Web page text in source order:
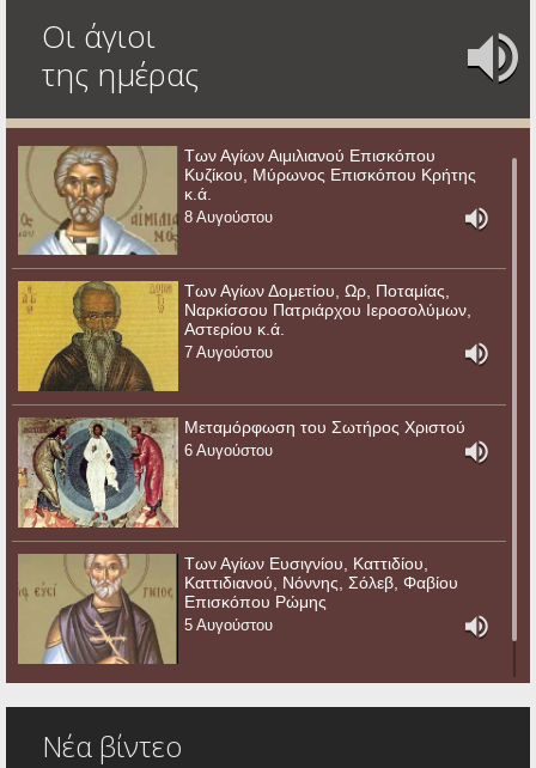
Οι άγιοι
της ημέρας
Των Αγίων Αιμιλιανού Επισκόπου
Κυζίκου, Μύρωνος Επισκόπου Κρήτης
κ.ά.
8 Αυγούστου
Των Αγίων Δομετίου, Ωρ, Ποταμίας,
Ναρκίσσου Πατριάρχου Ιεροσολύμων,
Αστερίου κ.ά.
7 Αυγούστου
Μεταμόρφωση του Σωτήρος Χριστού
6 Αυγούστου
Των Αγίων Ευσιγνίου, Καττιδίου,
Καττιδιανού, Νόννης, Σόλεβ, Φαβίου
Επισκόπου Ρώμης
5 Αυγούστου
Νέα βίντεο